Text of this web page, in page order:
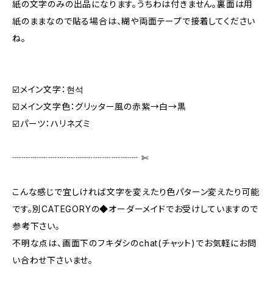
紙の文字のみの出品になります。うちわは付きません。裏面は用
紙のままなので貼る場合は、糊や両面テープで接着してください
ね。
☑️メイン文字：현석
☑️メイン文字色：グリッター風の赤紫→白→黒
☑️パーツ：ハリネズミ
┈┈┈┈┈┈┈┈┈┈┈┈┈┈ ✄‬‬
こんな感じで宜しければ文字を変えたり色パターン変えたり可能
です。別CATEGORYの◆オーダーメイドでお受けしていますので
参考下さい。
不明な点は、画面下のフキダシのchat(チャット)でお気軽にお問
い合わせ下さいませ。